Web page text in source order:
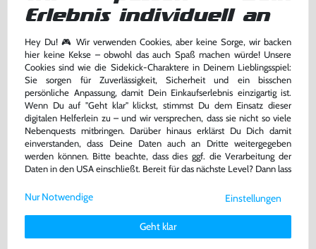
-10% bisher
jetzt nur17,99 €
Warenkorb
nur159,99 €
Warenkorb
Wundertüte: 5 Original
gebraucht
Pokemon Goldene Edition
DEUTSCH, Modul, gebraucht
Erlebnis individuell an
Hey Du! 🎮 Wir verwenden Cookies, aber keine Sorge, wir backen
hier keine Kekse – obwohl das auch Spaß machen würde! Unsere
Cookies sind wie die Sidekick-Charaktere in Deinem Lieblingsspiel:
Sie sorgen für Zuverlässigkeit, Sicherheit und ein bisschen
persönliche Anpassung, damit Dein Einkaufserlebnis einzigartig ist.
Wenn Du auf "Geht klar" klickst, stimmst Du dem Einsatz dieser
digitalen Helferlein zu – und wir versprechen, dass sie nicht so viele
Nebenquests mitbringen. Darüber hinaus erklärst Du Dich damit
einverstanden, dass Deine Daten auch an Dritte weitergegeben
werden können. Bitte beachte, dass dies ggf. die Verarbeitung der
Daten in den USA einschließt. Bereit für das nächste Level? Dann lass
Weitere Informationen zu den von uns verwendeten Cookies und
Deinen Rechten als Nutzer findest Du in unsererDaten­schutz­
Impressum.
Einstellungen
Geht klar
Nur Notwendige